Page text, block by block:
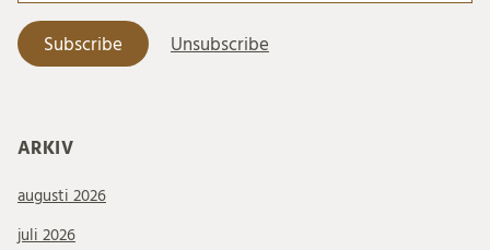
ARKIV
augusti 2026
juli 2026